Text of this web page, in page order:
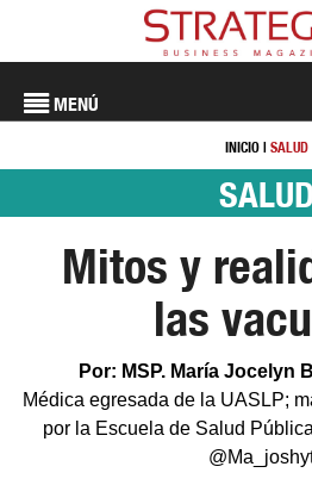
MENÚ
INICIO | SALUD
SALUD
Mitos y
las
Por: MSP. María Jocelyn
Médica egresada de la UASLP;
por la Escuela de Salud